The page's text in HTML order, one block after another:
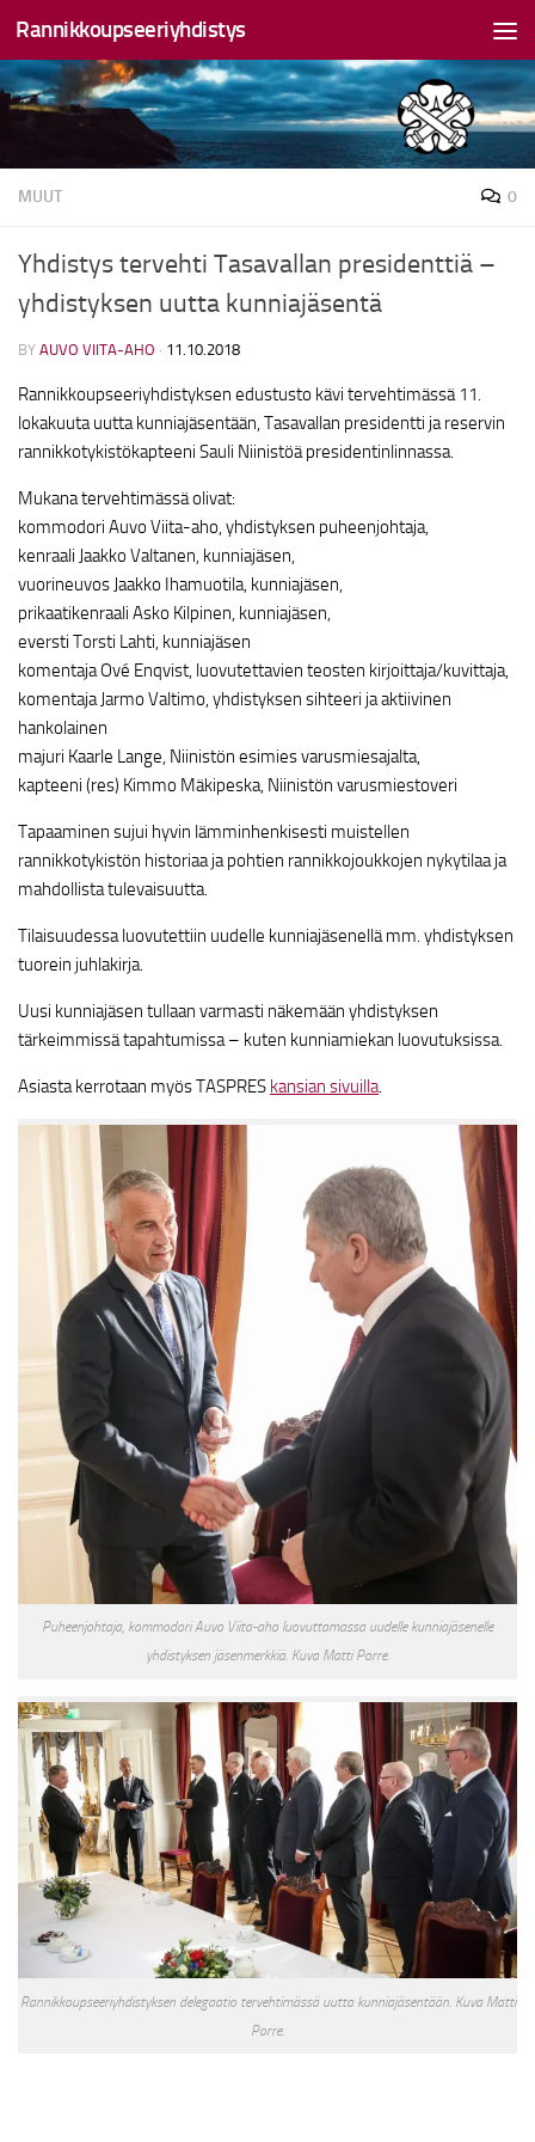
Skip to content
Rannikkoupseeriyhdistys
MUUT 0
Yhdistys tervehti Tasavallan presidenttiä –
yhdistyksen uutta kunniajäsentä
BY AUVO VIITA-AHO · 11.10.2018
Rannikkoupseeriyhdistyksen edustusto kävi tervehtimässä 11.
lokakuuta uutta kunniajäsentään, Tasavallan presidentti ja reservin
rannikkotykistökapteeni Sauli Niinistöä presidentinlinnassa.
Mukana tervehtimässä olivat:
kommodori Auvo Viita-aho, yhdistyksen puheenjohtaja,
kenraali Jaakko Valtanen, kunniajäsen,
vuorineuvos Jaakko Ihamuotila, kunniajäsen,
prikaatikenraali Asko Kilpinen, kunniajäsen,
eversti Torsti Lahti, kunniajäsen
komentaja Ové Enqvist, luovutettavien teosten kirjoittaja/kuvittaja,
komentaja Jarmo Valtimo, yhdistyksen sihteeri ja aktiivinen
hankolainen
majuri Kaarle Lange, Niinistön esimies varusmiesajalta,
kapteeni (res) Kimmo Mäkipeska, Niinistön varusmiestoveri
Tapaaminen sujui hyvin lämminhenkisesti muistellen
rannikkotykistön historiaa ja pohtien rannikkojoukkojen nykytilaa ja
mahdollista tulevaisuutta.
Tilaisuudessa luovutettiin uudelle kunniajäsenellä mm. yhdistyksen
tuorein juhlakirja.
Uusi kunniajäsen tullaan varmasti näkemään yhdistyksen
tärkeimmissä tapahtumissa – kuten kunniamiekan luovutuksissa.
Asiasta kerrotaan myös TASPRES kansian sivuilla.
Puheenjohtaja, kommodori Auvo Viita-aho luovuttamassa uudelle kunniajäsenelle
yhdistyksen jäsenmerkkiä. Kuva Matti Porre.
Rannikkoupseeriyhdistyksen delegaatio tervehtimässä uutta kunniajäsentään. Kuva Matti
Porre.